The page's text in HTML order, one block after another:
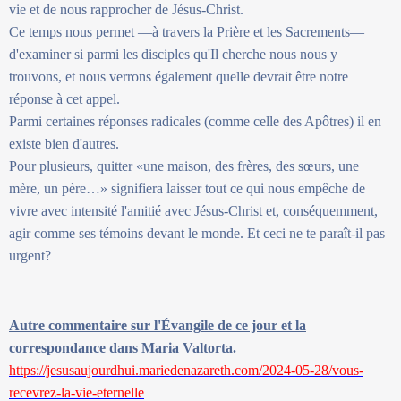
vie et de nous rapprocher de Jésus-Christ.
Ce temps nous permet —à travers la Prière et les Sacrements—
d'examiner si parmi les disciples qu'Il cherche nous nous y
trouvons, et nous verrons également quelle devrait être notre
réponse à cet appel.
Parmi certaines réponses radicales (comme celle des Apôtres) il en
existe bien d'autres.
Pour plusieurs, quitter «une maison, des frères, des sœurs, une
mère, un père…» signifiera laisser tout ce qui nous empêche de
vivre avec intensité l'amitié avec Jésus-Christ et, conséquemment,
agir comme ses témoins devant le monde. Et ceci ne te paraît-il pas
urgent?
Autre commentaire sur l'Évangile de ce jour et la
correspondance dans Maria Valtorta.
https://jesusaujourdhui.mariedenazareth.com/2024-05-28/vous-
recevrez-la-vie-eternelle